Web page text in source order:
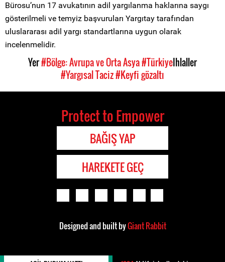
Bürosu’nun 17 avukatının adil yargılanma haklarına saygı
gösterilmeli ve temyiz başvuruları Yargıtay tarafından
uluslararası adil yargı standartlarına uygun olarak
incelenmelidir.
Yer#Bölge: Avrupa ve Orta Asya#TürkiyeIhlaller
#Yargısal Taciz#Keyfi gözaltı
Protect to Empower
BAĞIŞ YAP
HAREKETE GEÇ
Designed and built byGiant Rabbit